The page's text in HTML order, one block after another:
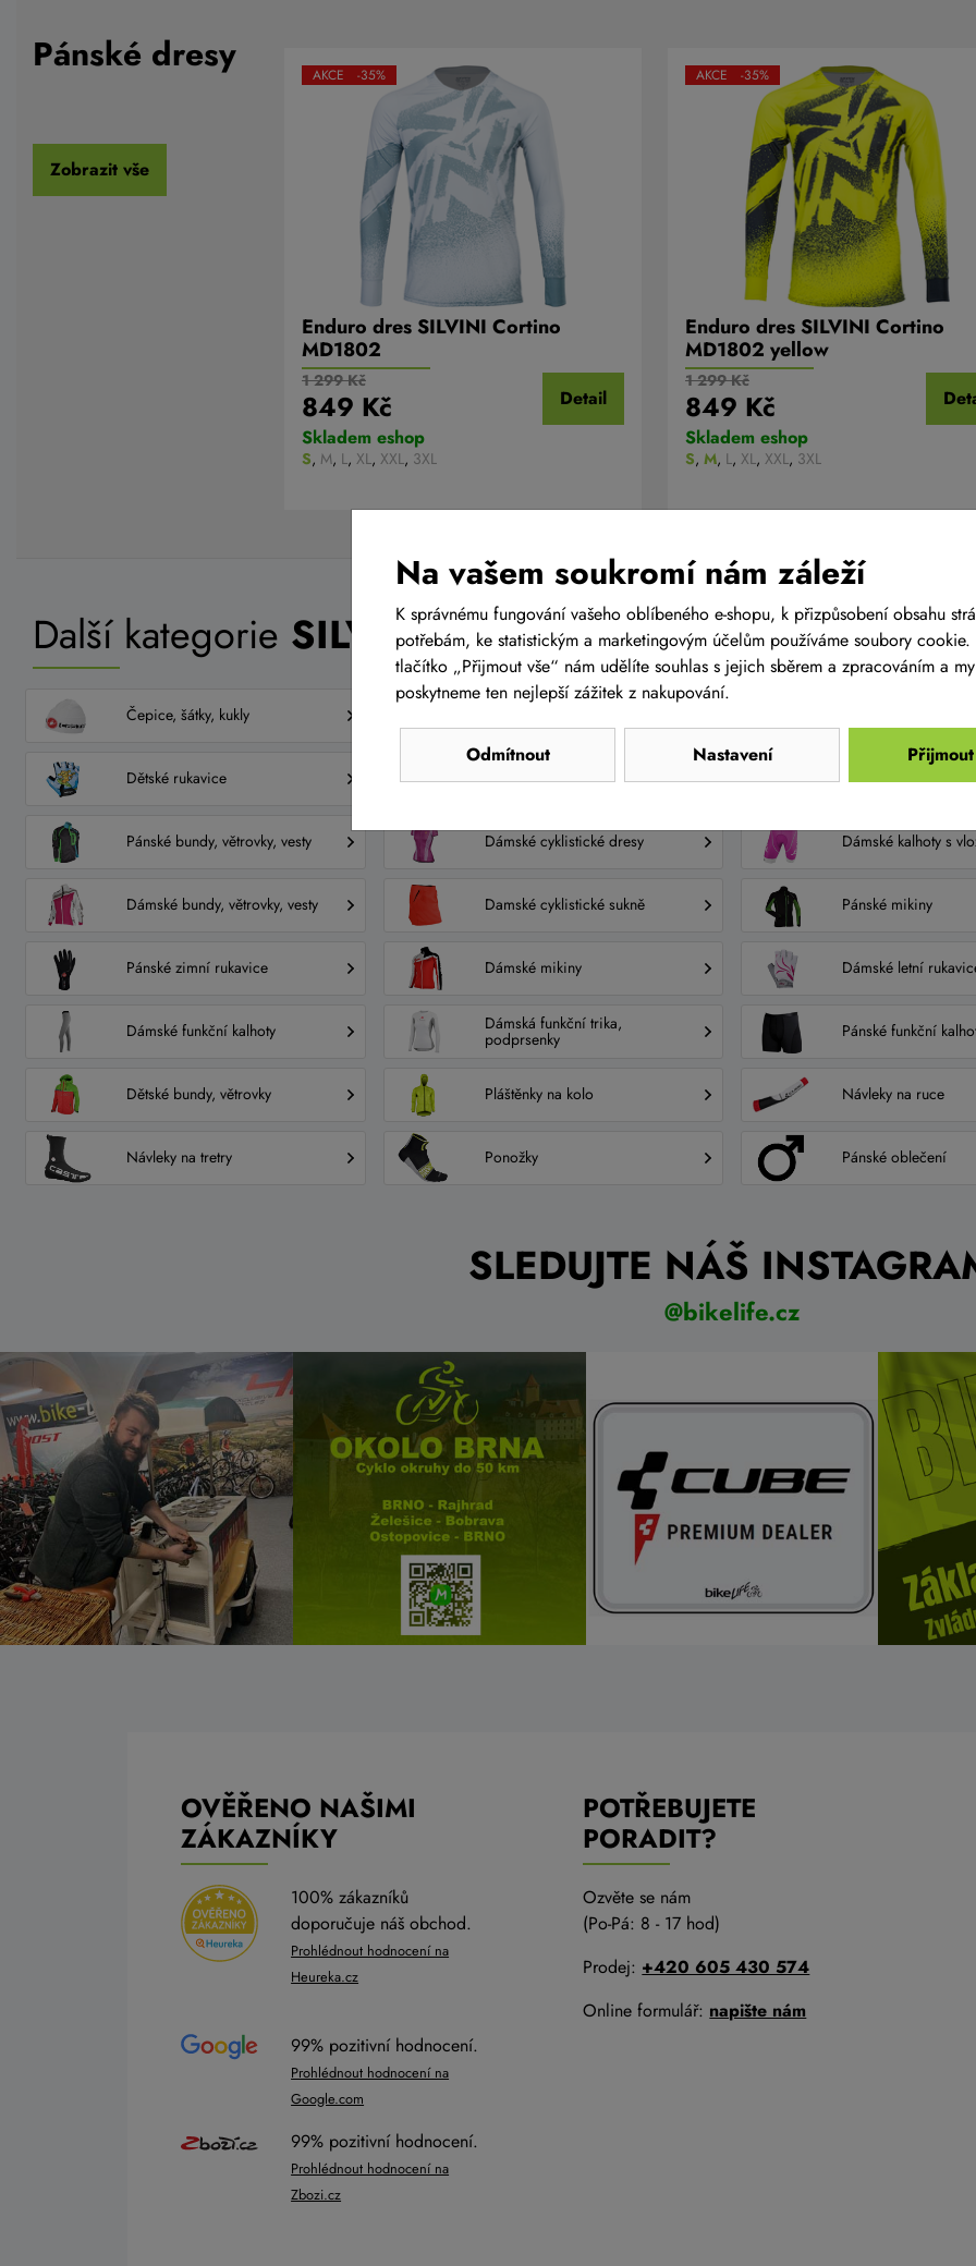
Pánské dresy
Zobrazit vše
Enduro dres SILVINI Cortino
MD1802
AKCE -35%
1 299 Kč
849 Kč
Skladem eshop
S, M, L, XL, XXL, 3XL
Detail
Enduro dres SILVINI Cortino
MD1802 yellow
AKCE -35%
1 299 Kč
849 Kč
Skladem eshop
S, M, L, XL, XXL, 3XL
Další kategorie SILVINI
Čepice, šátky, kukly
Dětské rukavice Pánské cyklistické dresy Pánské kalhoty s
Pánské bundy, větrovky, vesty Dámské cyklistické dresy Dámské kalhoty s
Dámské bundy, větrovky, vesty Damské cyklistické sukně Pánské mikiny
Pánské zimní rukavice Dámské mikiny Dámské letní
Dámské funkční kalhoty Dámská funkční trika,
podprsenky Pánské funkční
Dětské bundy, větrovky Pláštěnky na kolo Návleky na ruce
Návleky na tretry Ponožky Pánské oblečení
SLEDUJTE NÁŠ
@bikelife.cz
OVĚŘENO NAŠIMI
ZÁKAZNÍKY
100% zákazníků
doporučuje náš obchod.
Prohlédnout hodnocení na
Heureka.cz
99% pozitivní hodnocení.
Prohlédnout hodnocení na
Google.com
99% pozitivní hodnocení.
Prohlédnout hodnocení na
Zbozi.cz
POTŘEBUJETE
PORADIT?
Ozvěte se nám
(Po-Pá: 8 - 17 hod)
Prodej: +420 605 430 574
Online formulář: napište nám
Na vašem soukromí nám záleží
K správnému fungování vašeho oblíbeného e-shopu, k přizpůsobení obsahu
potřebám, ke statistickým a marketingovým účelům používáme soubory cookie.
tlačítko „Přijmout vše“ nám udělíte souhlas s jejich sběrem a zpracováním a
poskytneme ten nejlepší zážitek z nakupování.
Odmítnout Nastavení